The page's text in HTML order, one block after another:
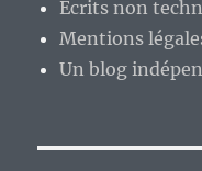
Ecrits non
Mentions
Un blog